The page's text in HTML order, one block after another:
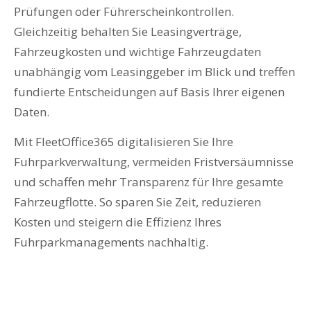
Prüfungen oder Führerscheinkontrollen.
Gleichzeitig behalten Sie Leasingverträge,
Fahrzeugkosten und wichtige Fahrzeugdaten
unabhängig vom Leasinggeber im Blick und treffen
fundierte Entscheidungen auf Basis Ihrer eigenen
Daten.
Mit FleetOffice365 digitalisieren Sie Ihre
Fuhrparkverwaltung, vermeiden Fristversäumnisse
und schaffen mehr Transparenz für Ihre gesamte
Fahrzeugflotte. So sparen Sie Zeit, reduzieren
Kosten und steigern die Effizienz Ihres
Fuhrparkmanagements nachhaltig.